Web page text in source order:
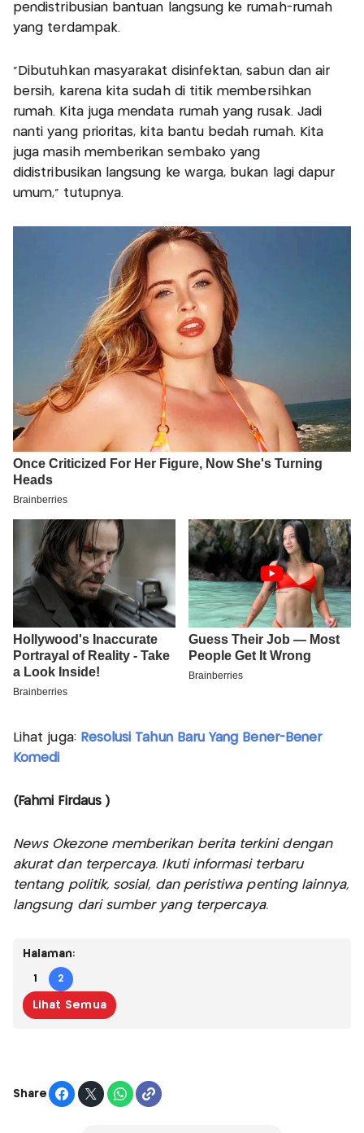
pendistribusian bantuan langsung ke rumah-rumah
yang terdampak.
“Dibutuhkan masyarakat disinfektan, sabun dan air
bersih, karena kita sudah di titik membersihkan
rumah. Kita juga mendata rumah yang rusak. Jadi
nanti yang prioritas, kita bantu bedah rumah. Kita
juga masih memberikan sembako yang
didistribusikan langsung ke warga, bukan lagi dapur
umum,” tutupnya.
Lihat juga: Resolusi Tahun Baru Yang Bener-Bener
Komedi
(Fahmi Firdaus )
News Okezone memberikan berita terkini dengan
akurat dan terpercaya. Ikuti informasi terbaru
tentang politik, sosial, dan peristiwa penting lainnya,
langsung dari sumber yang terpercaya.
Halaman:
1 2
Lihat Semua
Share